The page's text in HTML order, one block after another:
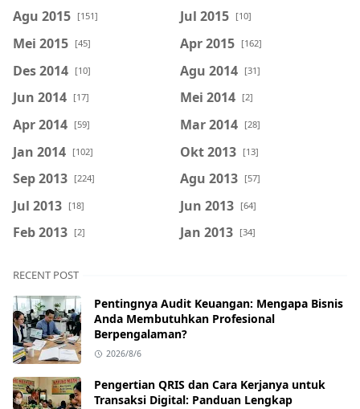
Agu 2015 [151] Jul 2015 [10]
Mei 2015 [45] Apr 2015 [162]
Des 2014 [10] Agu 2014 [31]
Jun 2014 [17] Mei 2014 [2]
Apr 2014 [59] Mar 2014 [28]
Jan 2014 [102] Okt 2013 [13]
Sep 2013 [224] Agu 2013 [57]
Jul 2013 [18] Jun 2013 [64]
Feb 2013 [2] Jan 2013 [34]
RECENT POST
Pentingnya Audit Keuangan: Mengapa Bisnis
Anda Membutuhkan Profesional
Berpengalaman?
2026/8/6
Pengertian QRIS dan Cara Kerjanya untuk
Transaksi Digital: Panduan Lengkap